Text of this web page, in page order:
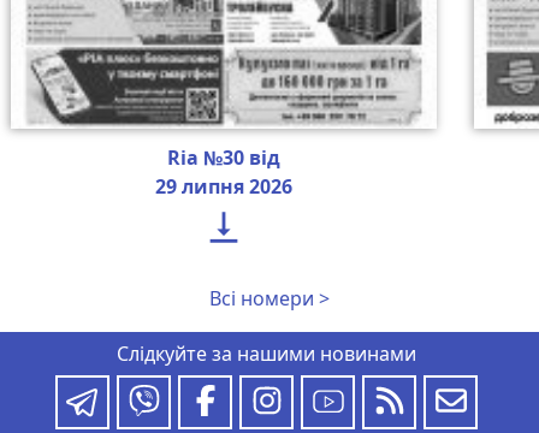
Ria №30 від
29 липня 2026

Всі номери >
Слідкуйте за нашими новинами